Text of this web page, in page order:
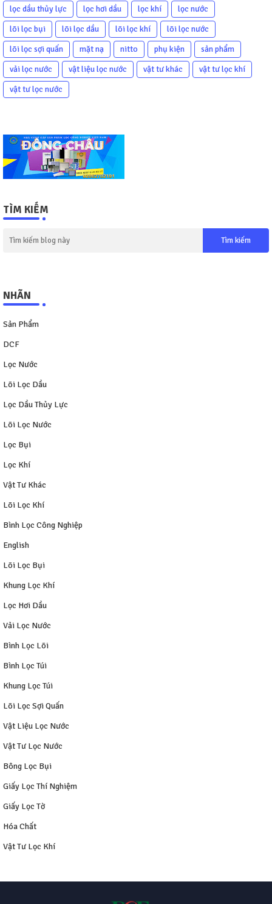
lọc dầu thủy lực
lọc hơi dầu lọc khí
lọc nước
lõi lọc bụi
lõi lọc dầu lõi lọc khí
lõi lọc nước
lõi lọc sợi quấn
mặt nạ nitto phụ kiện
sản phẩm
vải lọc nước
vật liệu lọc nước vật tư khác
vật tư lọc khí
vật tư lọc nước
TÌM KIẾM
NHÃN
Sản Phẩm
DCF
Lọc Nước
Lõi Lọc Dầu
Lọc Dầu Thủy Lực
Lõi Lọc Nước
Lọc Bụi
Lọc Khí
Vật Tư Khác
Lõi Lọc Khí
Bình Lọc Công Nghiệp
English
Lõi Lọc Bụi
Khung Lọc Khí
Lọc Hơi Dầu
Vải Lọc Nước
Bình Lọc Lõi
Bình Lọc Túi
Khung Lọc Túi
Lõi Lọc Sợi Quấn
Vật Liệu Lọc Nước
Vật Tư Lọc Nước
Bông Lọc Bụi
Giấy Lọc Thí Nghiệm
Giấy Lọc Tờ
Hóa Chất
Vật Tư Lọc Khí